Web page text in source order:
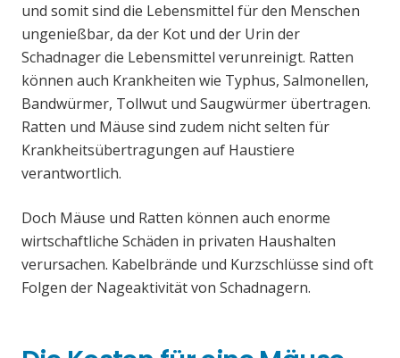
und somit sind die Lebensmittel für den Menschen
ungenießbar, da der Kot und der Urin der
Schadnager die Lebensmittel verunreinigt. Ratten
können auch Krankheiten wie Typhus, Salmonellen,
Bandwürmer, Tollwut und Saugwürmer übertragen.
Ratten und Mäuse sind zudem nicht selten für
Krankheitsübertragungen auf Haustiere
verantwortlich.
Doch Mäuse und Ratten können auch enorme
wirtschaftliche Schäden in privaten Haushalten
verursachen. Kabelbrände und Kurzschlüsse sind oft
Folgen der Nageaktivität von Schadnagern.